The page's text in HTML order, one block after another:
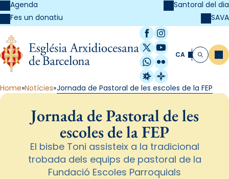
Agenda
Fes un donatiu
Santoral del dia
SAVA
Facebook
Instagram
X / Twitter
YouTube
WhatsApp
Flickr
Radio Estel
Catalunya
CA Cerca
Home Notícies Jornada de Pastoral de les escoles de la FEP
Jornada de Pastoral de les
escoles de la FEP
El bisbe Toni assisteix a la tradicional
trobada dels equips de pastoral de la
Fundació Escoles Parroquials